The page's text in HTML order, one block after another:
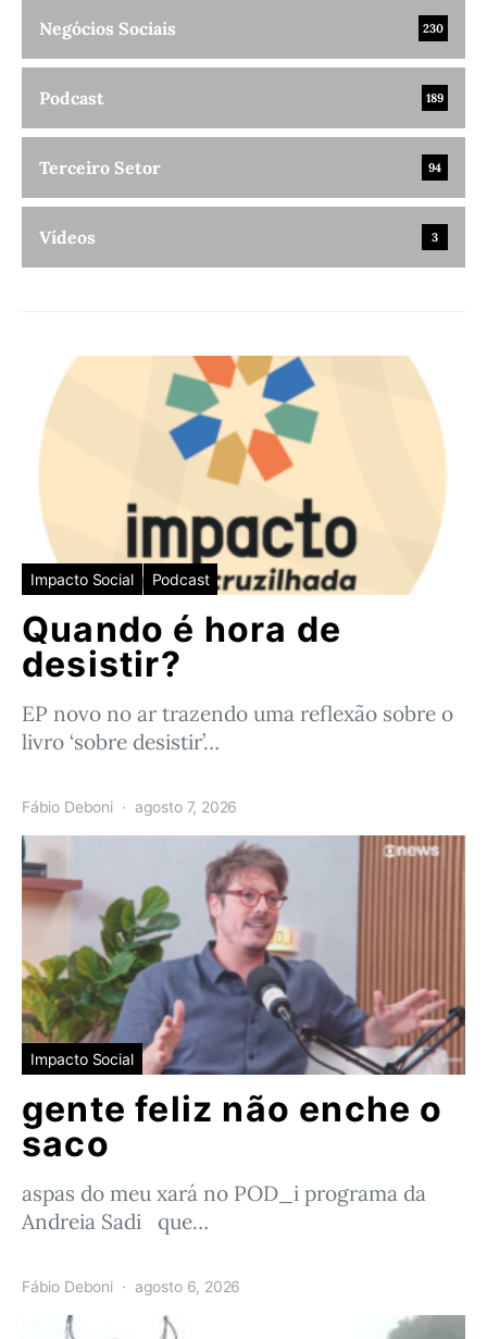
Negócios Sociais 230
Podcast 189
Terceiro Setor 94
Vídeos 3
Impacto Social Podcast
Quando é hora de
desistir?
EP novo no ar trazendo uma reflexão sobre o
livro ‘sobre desistir’…
Fábio Deboni agosto 7, 2026
Impacto Social
gente feliz não enche o
saco
aspas do meu xará no POD_i programa da
Andreia Sadi que…
Fábio Deboni agosto 6, 2026